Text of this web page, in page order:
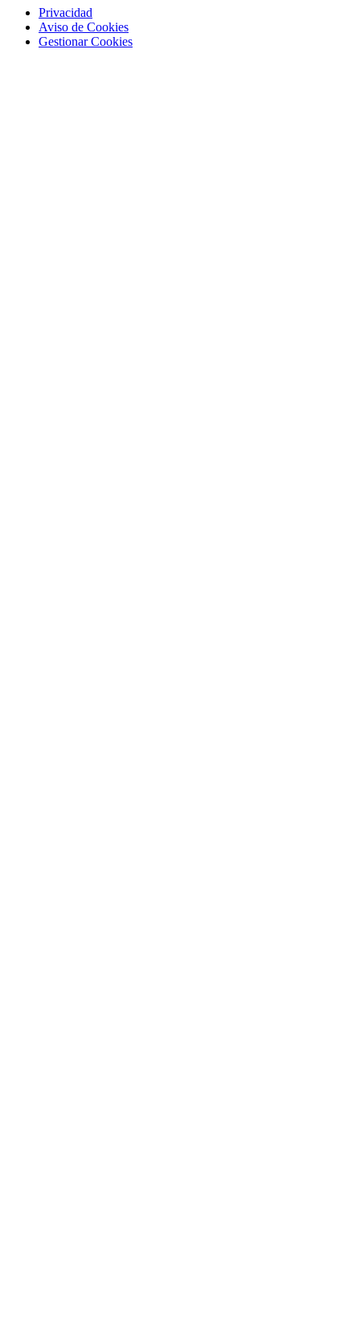
Privacidad
Aviso de Cookies
Gestionar Cookies